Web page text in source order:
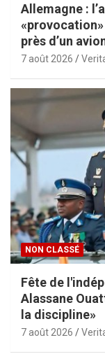
Allemagne :
près d’un
7 août 2026
NON CLASSÉ
Fête de
Alassane
la discipline»
7 août 2026